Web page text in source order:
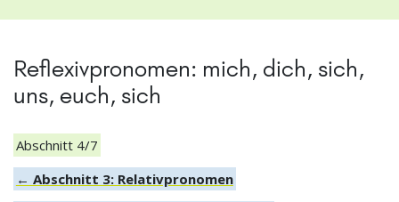
Reflexivpronomen: mich, dich, sich,
uns, euch, sich
Abschnitt 4/7
← Abschnitt 3: Relativpronomen